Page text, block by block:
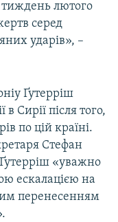
тиждень лютого
серед
ударів», –
Ґутерріш
Сирії після того,
по цій країні.
Стефан
«уважно
ескалацією на
перенесенням